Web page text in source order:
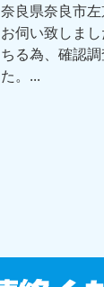
奈良県奈良市
お伺い致しま
ちる為、確認
た。...